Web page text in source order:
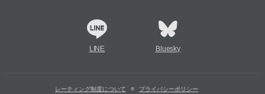
LINE Bluesky
レーティング制度について プライバシーポリシー